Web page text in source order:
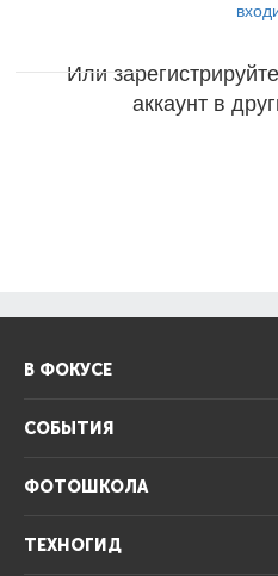
Или
аккаунт в
В ФОКУСЕ
СОБЫТИЯ
ФОТОШКОЛА
ТЕХНОГИД